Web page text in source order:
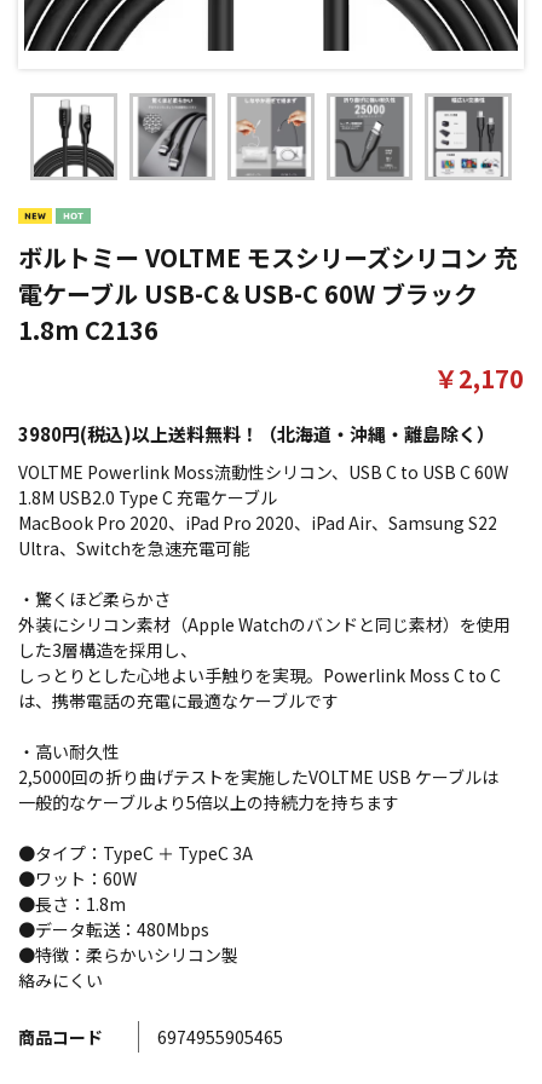
ボルトミー VOLTME モスシリーズシリコン 充
電ケーブル USB-C＆USB-C 60W ブラック
1.8m C2136
3980円(税込)以上送料無料！（北海道・沖縄・離島除く）
￥2,170
商品コード 6974955905465
VOLTME Powerlink Moss流動性シリコン、USB C to USB C 60W
1.8M USB2.0 Type C 充電ケーブル
MacBook Pro 2020、iPad Pro 2020、iPad Air、Samsung S22
Ultra、Switchを急速充電可能
・驚くほど柔らかさ
外装にシリコン素材（Apple Watchのバンドと同じ素材）を使用
した3層構造を採用し、
しっとりとした心地よい手触りを実現。Powerlink Moss C to C
は、携帯電話の充電に最適なケーブルです
・高い耐久性
2,5000回の折り曲げテストを実施したVOLTME USB ケーブルは
一般的なケーブルより5倍以上の持続力を持ちます
●タイプ：TypeC ＋ TypeC 3A
●ワット：60W
●長さ：1.8m
●データ転送：480Mbps
●特徴：柔らかいシリコン製
絡みにくい